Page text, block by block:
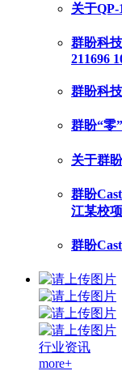
关于
群盼科
211696
群盼科
群盼“零
关于群
群盼
江某校
群盼
行业资讯
more+